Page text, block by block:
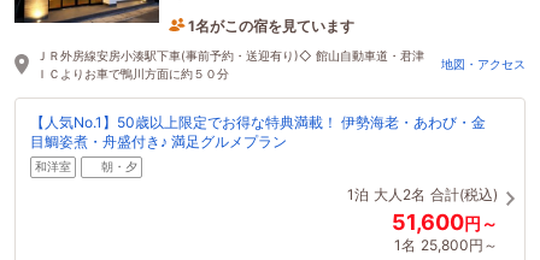
1名がこの宿を見ています
8時間前に予約されました
ＪＲ外房線安房小湊駅下車(事前予約・送迎有り)◇ 館山自動車道・君津
ＩＣよりお車で鴨川方面に約５０分
地図・アクセス
【人気No.1】50歳以上限定でお得な特典満載！ 伊勢海老・あわび・金
目鯛姿煮・舟盛付き♪ 満足グルメプラン
和洋室 朝・夕
1泊 大人2名 合計(税込)
51,600円～
1名 25,800円～